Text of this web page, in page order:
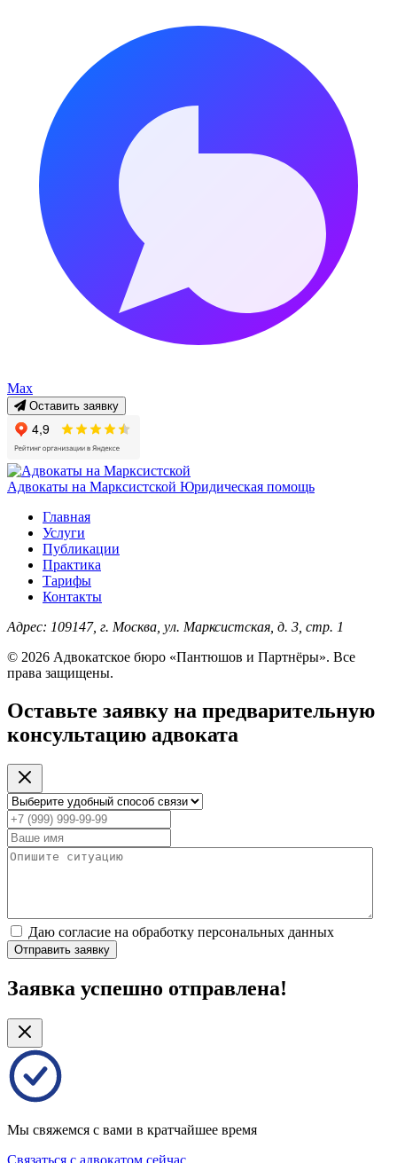
Max
Оставить заявку
Адвокаты на Марксистской Юридическая помощь
Главная
Услуги
Публикации
Практика
Тарифы
Контакты
Адрес: 109147, г. Москва, ул. Марксистская, д. 3, стр. 1
© 2026 Адвокатское бюро «Пантюшов и Партнёры». Все
права защищены.
Оставьте заявку на предварительную
консультацию адвоката
Даю согласие на обработку персональных данных
Отправить заявку
Заявка успешно отправлена!
Мы свяжемся с вами в кратчайшее время